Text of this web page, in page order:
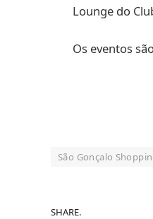
Lounge do
Os eventos
São Gonçalo
SHARE.